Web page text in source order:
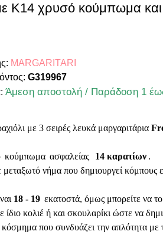
Κ14 χρυσό κούμπωμα
MARGARITARI
G319967
Άμεση αποστολή / Παράδοση 1
με 3 σειρές λευκά μαργαριτάρια
κούμπωμα ασφαλείας 14 καρατίων .
μεταξωτό νήμα που δημιουργεί κόμπους
18 - 19 εκατοστά, όμως μπορείτε να
ίδιο κολιέ ή και σκουλαρίκι ώστε να
που συνδυάζει την απλότητα με